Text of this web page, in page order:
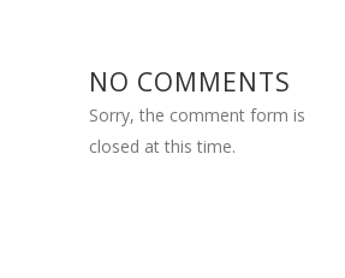
NO COMMENTS
Sorry, the comment form is
closed at this time.